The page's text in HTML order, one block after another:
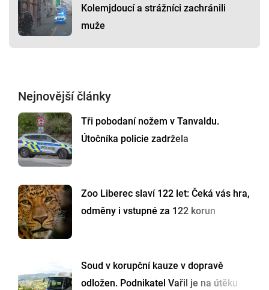
Kolemjdoucí a strážníci zachránili
muže
Nejnovější články
Tři pobodaní nožem v Tanvaldu.
Útočníka policie zadržela
Zoo Liberec slaví 122 let: Čeká vás hra,
odměny i vstupné za 122 korun
Soud v korupční kauze v dopravě
odložen. Podnikatel Vařil je na útěku